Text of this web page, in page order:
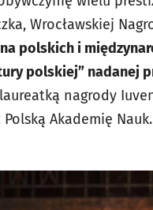
Wrocławskiej
polskich i
polskiej” nadanej
nagrody
Akademię Nauk.